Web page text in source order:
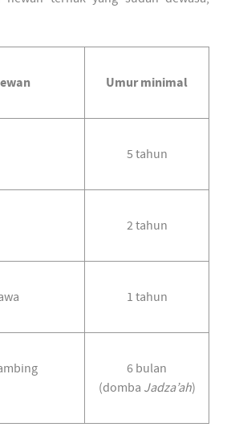
Umur minimal
5 tahun
2 tahun
1 tahun
6 bulan
(domba Jadza’ah)